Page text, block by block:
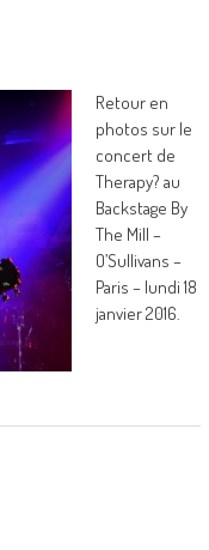
Retour en
photos sur le
concert de
Therapy? au
Backstage By
The Mill –
O’Sullivans –
Paris – lundi 18
janvier 2016.